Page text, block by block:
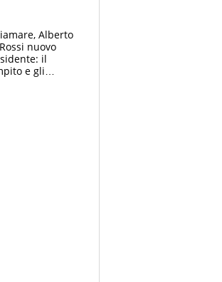
Quanti malori
Alberto
nuovo
il
e gli